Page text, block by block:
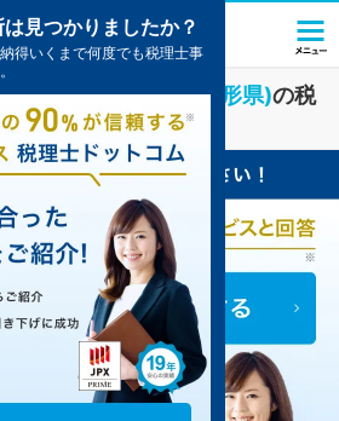
業界に強い酒田市(山形県)の税
一覧
見つかりましたか？
得いくまで何度でも税理士事